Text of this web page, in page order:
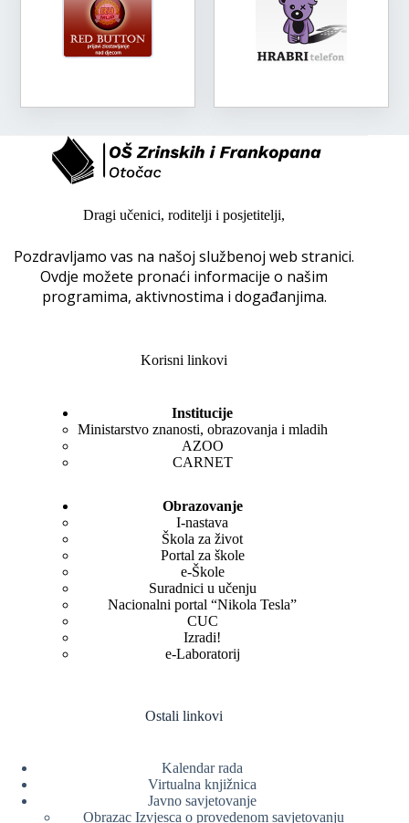
Dragi učenici, roditelji i posjetitelji,
Pozdravljamo vas na našoj službenoj web stranici.
Ovdje možete pronaći informacije o našim
programima, aktivnostima i događanjima.
Korisni linkovi
Institucije
Ministarstvo znanosti, obrazovanja i mladih
AZOO
CARNET
Obrazovanje
I-nastava
Škola za život
Portal za škole
e-Škole
Suradnici u učenju
Nacionalni portal “Nikola Tesla”
CUC
Izradi!
e-Laboratorij
Ostali linkovi
Kalendar rada
Virtualna knjižnica
Javno savjetovanje
Obrazac Izvjesca o provedenom savjetovanju